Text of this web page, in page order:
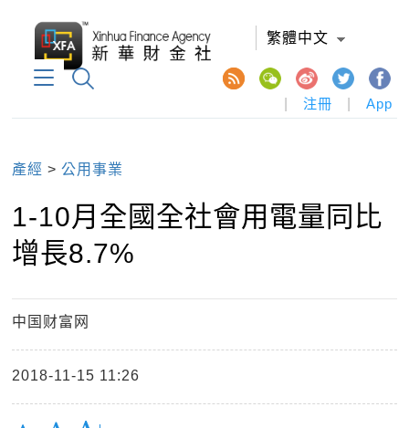
繁體中文
注冊 App
產經 >公用事業
1-10月全國全社會用電量同比
增長8.7%
中国财富网
2018-11-15 11:26